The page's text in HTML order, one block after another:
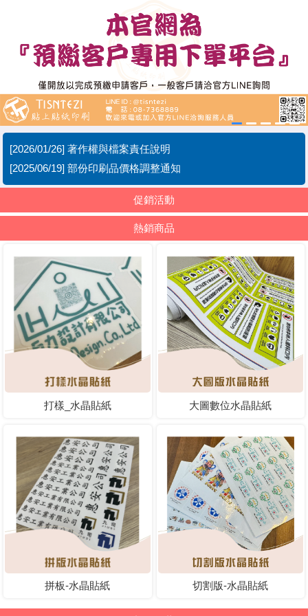
[2026/01/26] 著作權與檔案責任說明
[2025/06/19] 部份印刷品價格調整通知
促銷活動
熱銷商品
打樣_水晶貼紙 大圖數位水晶貼紙
拼板-水晶貼紙 切割版-水晶貼紙